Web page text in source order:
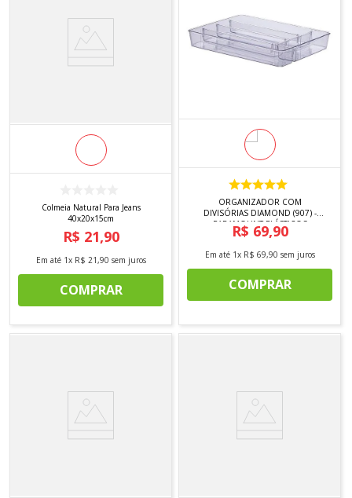
Colmeia Natural Para Jeans
40x20x15cm
R$ 21,90
Em até 1x R$ 21,90 sem juros
COMPRAR
ORGANIZADOR COM
DIVISÓRIAS DIAMOND (907) -
PARAMOUNT PLÁSTICOS
R$ 69,90
Em até 1x R$ 69,90 sem juros
COMPRAR